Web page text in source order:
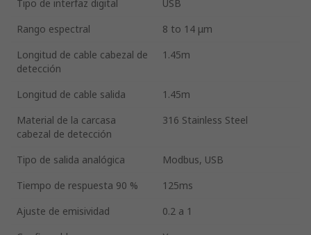
Tipo de interfaz digital
USB
Rango espectral
8 to 14 μm
Longitud de cable cabezal de
detección
1.45m
Longitud de cable salida
1.45m
Material de la carcasa
cabezal de detección
316 Stainless Steel
Tipo de salida analógica
Modbus, USB
Tiempo de respuesta 90 %
125ms
Ajuste de emisividad
0.2 a 1